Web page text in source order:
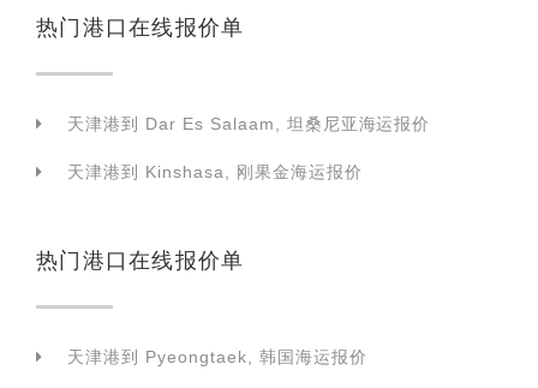
热门港口在线报价单
天津港到 Dar Es Salaam, 坦桑尼亚海运报价
天津港到 Kinshasa, 刚果金海运报价
热门港口在线报价单
天津港到 Pyeongtaek, 韩国海运报价